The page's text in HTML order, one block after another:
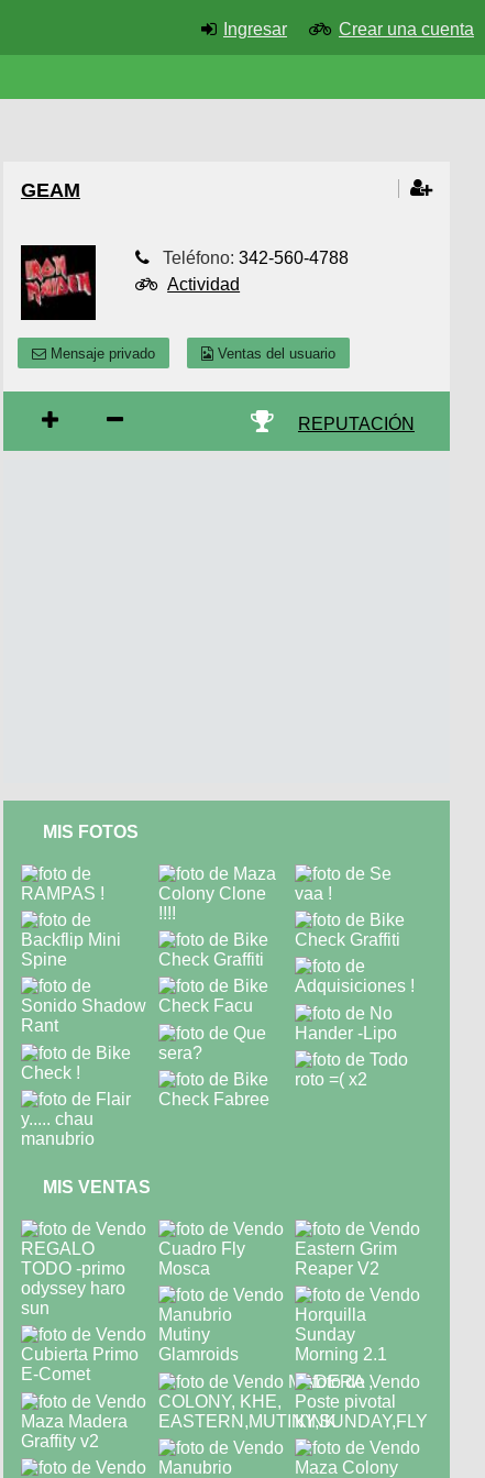
Ingresar Crear una cuenta
GEAM
Teléfono:342-560-4788
Actividad
Mensaje privado Ventas del usuario
REPUTACIÓN
MIS FOTOS
MIS VENTAS